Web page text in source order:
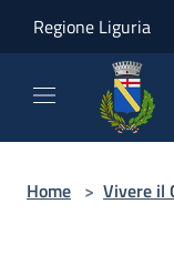
Regione Liguria
Home > Vivere il